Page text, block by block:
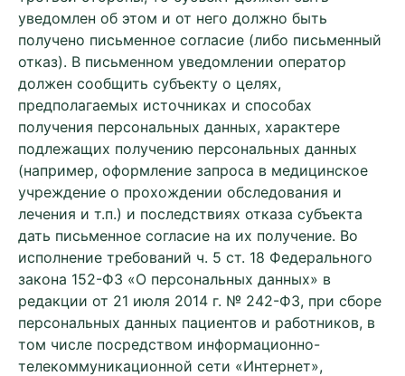
уведомлен об этом и от него должно быть
получено письменное согласие (либо письменный
отказ). В письменном уведомлении оператор
должен сообщить субъекту о целях,
предполагаемых источниках и способах
получения персональных данных, характере
подлежащих получению персональных данных
(например, оформление запроса в медицинское
учреждение о прохождении обследования и
лечения и т.п.) и последствиях отказа субъекта
дать письменное согласие на их получение. Во
исполнение требований ч. 5 ст. 18 Федерального
закона 152-ФЗ «О персональных данных» в
редакции от 21 июля 2014 г. № 242-ФЗ, при сборе
персональных данных пациентов и работников, в
том числе посредством информационно-
телекоммуникационной сети «Интернет»,